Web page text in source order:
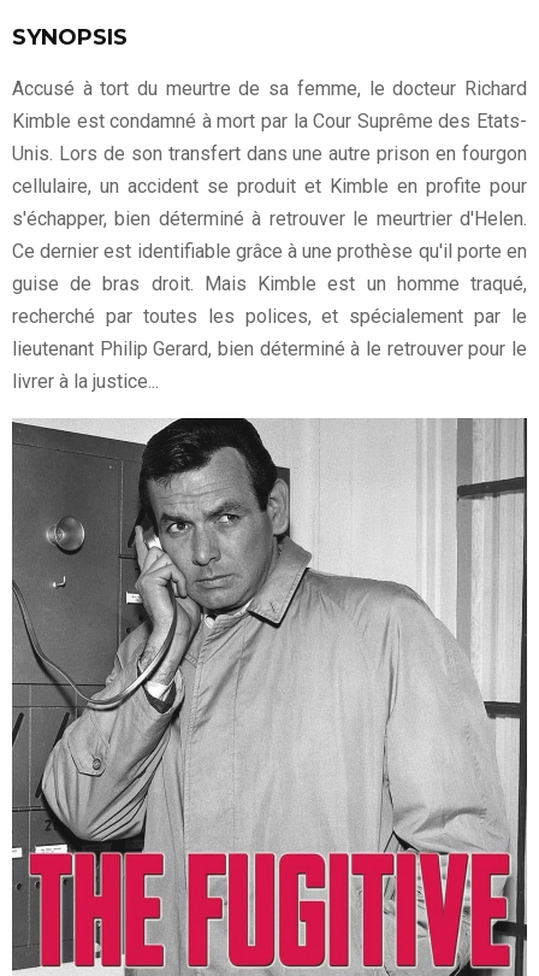
SYNOPSIS
Accusé à tort du meurtre de sa femme, le docteur Richard
Kimble est condamné à mort par la Cour Suprême des Etats-
Unis. Lors de son transfert dans une autre prison en fourgon
cellulaire, un accident se produit et Kimble en profite pour
s'échapper, bien déterminé à retrouver le meurtrier d'Helen.
Ce dernier est identifiable grâce à une prothèse qu'il porte en
guise de bras droit. Mais Kimble est un homme traqué,
recherché par toutes les polices, et spécialement par le
lieutenant Philip Gerard, bien déterminé à le retrouver pour le
livrer à la justice...